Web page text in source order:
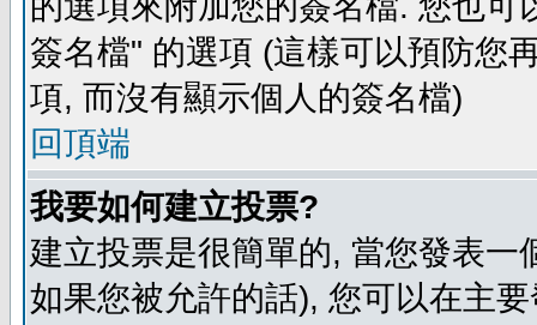
簽名檔" 的選項 (這樣可以預防您
項, 而沒有顯示個人的簽名檔)
回頂端
我要如何建立投票?
建立投票是很簡單的, 當您發表
如果您被允許的話), 您可以在主